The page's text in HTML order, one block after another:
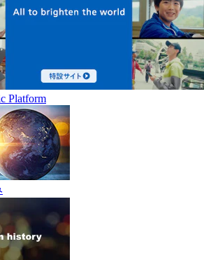
Platform